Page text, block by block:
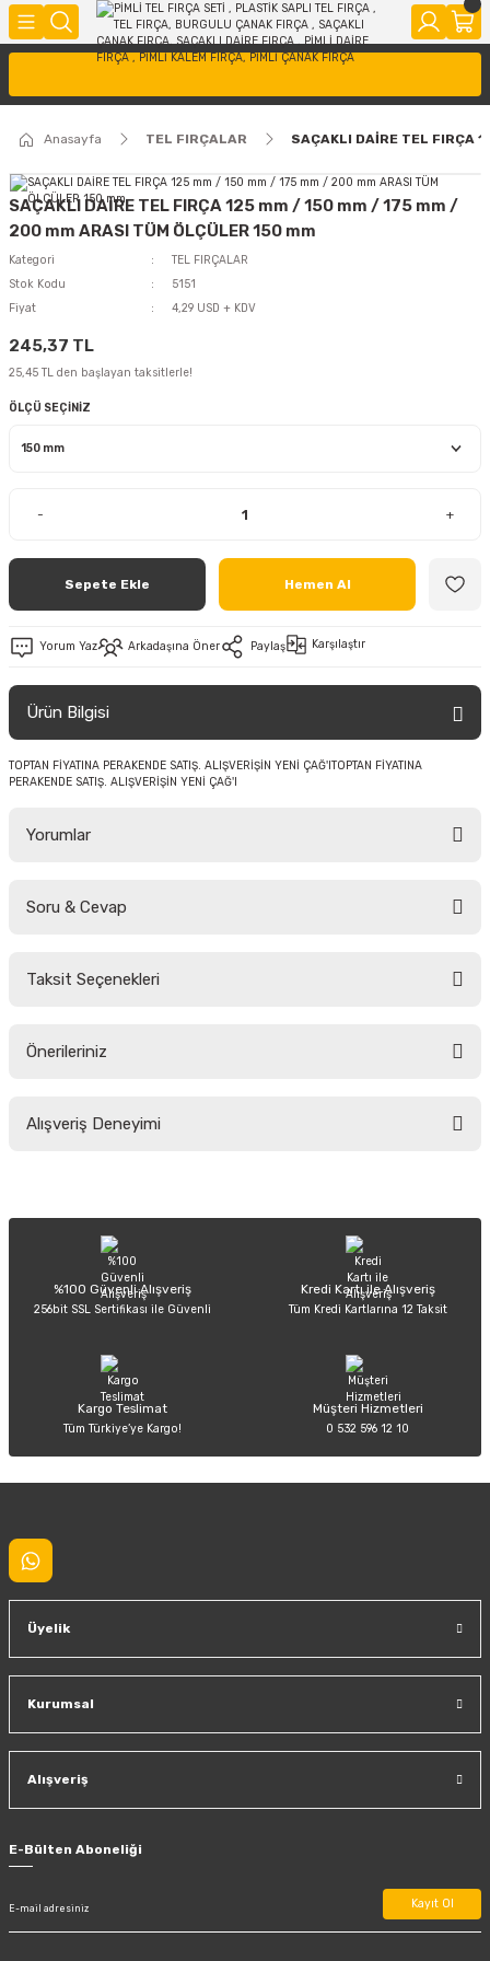
Anasayfa TEL FIRÇALAR SAÇAKLI DAİRE TEL FIRÇA
SAÇAKLI DAİRE TEL FIRÇA 125 mm / 150 mm / 175 mm /
200 mm ARASI TÜM ÖLÇÜLER 150 mm
Kategori
TEL FIRÇALAR
Stok Kodu
5151
Fiyat
4,29 USD + KDV
245,37 TL
25,45 TL den başlayan taksitlerle!
ÖLÇÜ SEÇİNİZ
- +
Sepete Ekle Hemen Al
Yorum Yaz Arkadaşına Öner Paylaş Karşılaştır
Ürün Bilgisi
TOPTAN FİYATINA PERAKENDE SATIŞ. ALIŞVERİŞİN YENİ ÇAĞ'ITOPTAN FİYATINA
PERAKENDE SATIŞ. ALIŞVERİŞİN YENİ ÇAĞ'I
Yorumlar
Soru & Cevap
Taksit Seçenekleri
Önerileriniz
yetersiz gördüğünüz noktaları öneri formunu kullanarak tarafımıza
Ürün açıklamasında eksik bilgiler bulunuyor.
Ürün bilgilerinde hatalar bulunuyor.
Ürün fiyatı diğer sitelerden daha pahalı.
Alışveriş Deneyimi
Sitemize ilk yorumu siz yapın!
%100 Güvenli Alışveriş
256bit SSL Sertifikası ile Güvenli
Kredi Kartı ile Alışveriş
Tüm Kredi Kartlarına 12 Taksit
Kargo Teslimat
Tüm Türkiye’ye Kargo!
Müşteri Hizmetleri
0 532 596 12 10
Üyelik
Kurumsal
Alışveriş
E-Bülten Aboneliği
Kayıt Ol